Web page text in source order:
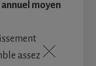
moyen
assez